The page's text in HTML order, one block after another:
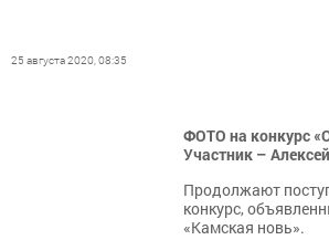
25 августа 2020, 08:35
ФОТО на конкурс
Участник –
Продолжают
конкурс,
«Камская новь».